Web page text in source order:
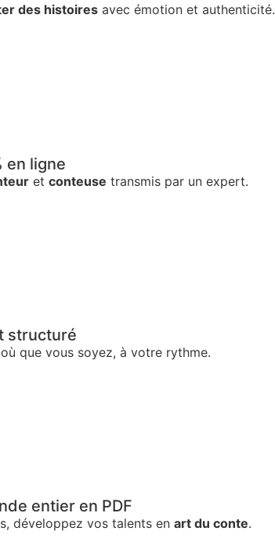
des histoires avec émotion et authenticité.
en ligne
et conteuse transmis par un expert.
structuré
que vous soyez, à votre rythme.
entier en PDF
développez vos talents en art du conte.